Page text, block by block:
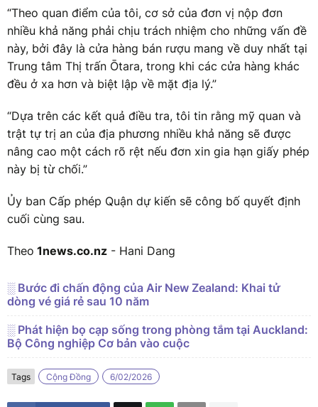
“Theo quan điểm của tôi, cơ sở của đơn vị nộp đơn
nhiều khả năng phải chịu trách nhiệm cho những vấn đề
này, bởi đây là cửa hàng bán rượu mang về duy nhất tại
Trung tâm Thị trấn Ōtara, trong khi các cửa hàng khác
đều ở xa hơn và biệt lập về mặt địa lý.”
“Dựa trên các kết quả điều tra, tôi tin rằng mỹ quan và
trật tự trị an của địa phương nhiều khả năng sẽ được
nâng cao một cách rõ rệt nếu đơn xin gia hạn giấy phép
này bị từ chối.”
Ủy ban Cấp phép Quận dự kiến sẽ công bố quyết định
cuối cùng sau.
Theo 1news.co.nz - Hani Dang
░ Bước đi chấn động của Air New Zealand: Khai tử
dòng vé giá rẻ sau 10 năm
░ Phát hiện bọ cạp sống trong phòng tắm tại Auckland:
Bộ Công nghiệp Cơ bản vào cuộc
Tags Cộng Đồng 6/02/2026